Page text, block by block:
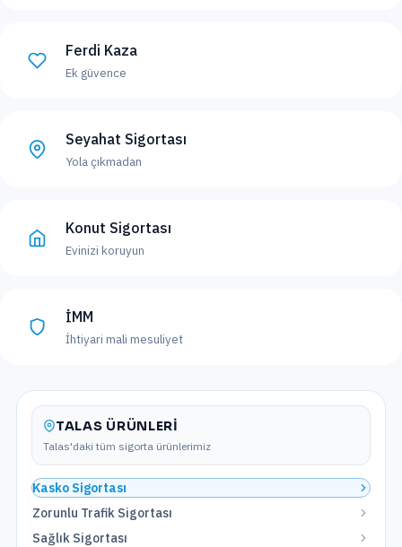
Ferdi Kaza
Ek güvence
Seyahat Sigortası
Yola çıkmadan
Konut Sigortası
Evinizi koruyun
İMM
İhtiyari mali mesuliyet
TALAS ÜRÜNLERI
Talas'daki tüm sigorta ürünlerimiz
Kasko Sigortası
Zorunlu Trafik Sigortası
Sağlık Sigortası